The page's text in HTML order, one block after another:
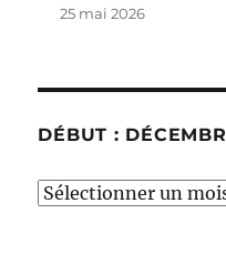
25 mai 2026
DÉBUT :
début